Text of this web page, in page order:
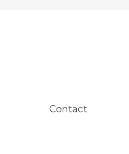
Contact